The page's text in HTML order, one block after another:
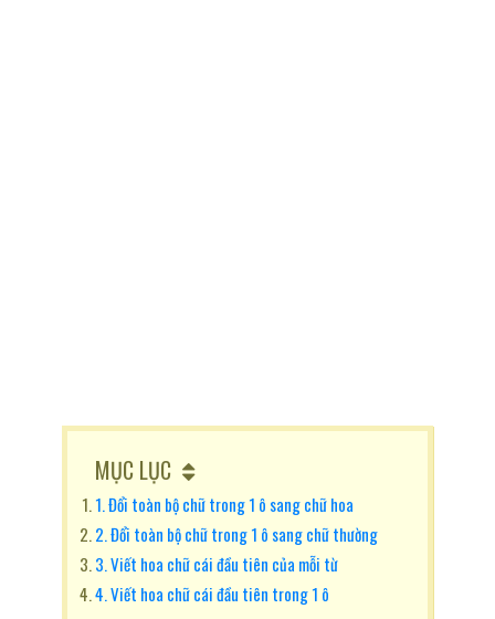
MỤC LỤC
1. Đổi toàn bộ chữ trong 1 ô sang chữ hoa
2. Đổi toàn bộ chữ trong 1 ô sang chữ thường
3. Viết hoa chữ cái đầu tiên của mỗi từ
4. Viết hoa chữ cái đầu tiên trong 1 ô